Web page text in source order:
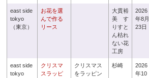
east side
tokyo
（東京）
お花を選
んで作る
リース
大貫裕
美 す
りすと
ん枯れ
ない花
工房
2026
年8月
23日
east side
tokyo
クリスマ
スラッピ
クリスマス
をラッピン
杉崎
2026
年10